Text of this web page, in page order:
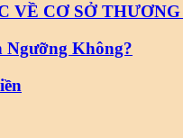
VỀ CƠ SỞ
Ngưỡng Không?